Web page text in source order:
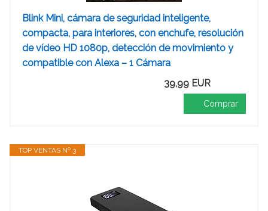
Blink Mini, cámara de seguridad inteligente,
compacta, para interiores, con enchufe, resolución
de vídeo HD 1080p, detección de movimiento y
compatible con Alexa – 1 Cámara
39,99 EUR
Comprar
TOP VENTAS Nº 3